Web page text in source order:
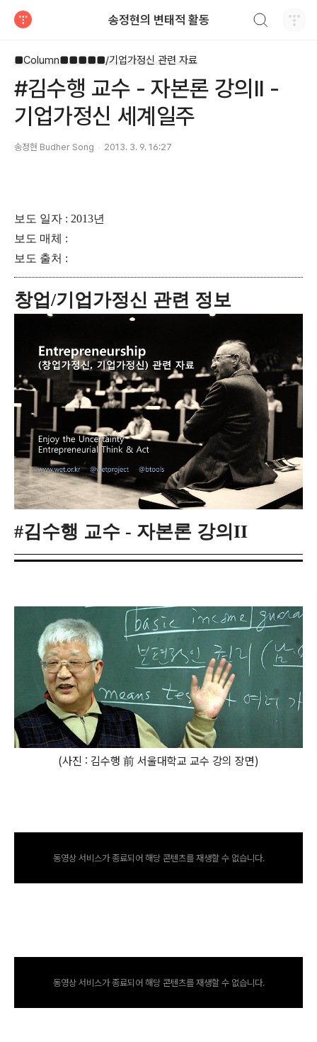
송정현의 변태적 활동
■Column■■■■■/기업가정신 관련 자료
#김수행 교수 - 자본론 강의II -
기업가정신 세계일주
송정현 Budher Song 2013. 3. 9. 16:27
보도 일자 : 2013년
보도 매체 :
보도 출처 :
창업/기업가정신 관련 정보
#김수행 교수 - 자본론 강의II
(사진 : 김수행 前 서울대학교 교수 강의 장면)
동영상 서비스가 종료되어 해당 콘텐츠를 재생할 수 없습니다.
동영상 서비스가 종료되어 해당 콘텐츠를 재생할 수 없습니다.